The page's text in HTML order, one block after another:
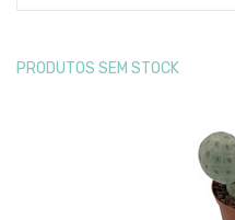
PRODUTOS SEM STOCK